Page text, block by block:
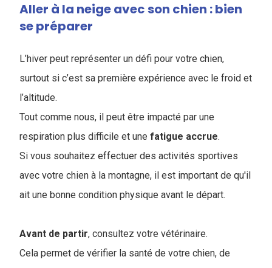
Aller à la neige avec son chien : bien
se préparer
L’hiver peut représenter un défi pour votre chien,
surtout si c’est sa première expérience avec le froid et
l’altitude.
Tout comme nous, il peut être impacté par une
respiration plus difficile et une fatigue accrue.
Si vous souhaitez effectuer des activités sportives
avec votre chien à la montagne, il est important de qu'il
ait une bonne condition physique avant le départ.
Avant de partir, consultez votre vétérinaire.
Cela permet de vérifier la santé de votre chien, de